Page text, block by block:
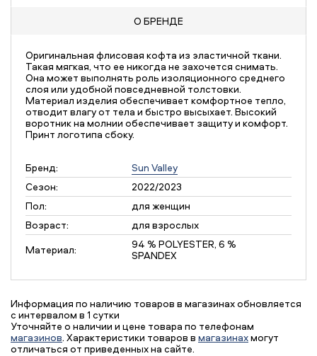
О БРЕНДЕ
Оригинальная флисовая кофта из эластичной ткани.
Такая мягкая, что ее никогда не захочется снимать.
Она может выполнять роль изоляционного среднего
слоя или удобной повседневной толстовки.
Материал изделия обеспечивает комфортное тепло,
отводит влагу от тела и быстро высыхает. Высокий
воротник на молнии обеспечивает защиту и комфорт.
Принт логотипа сбоку.
Бренд:
Sun Valley
Сезон:
2022/2023
Пол:
для женщин
Возраст:
для взрослых
Материал:
94 % POLYESTER, 6 %
SPANDEX
Информация по наличию товаров в магазинах обновляется
с интервалом в 1 сутки
Уточняйте о наличии и цене товара по телефонам
магазинов. Характеристики товаров в магазинахмогут
отличаться от приведенных на сайте.